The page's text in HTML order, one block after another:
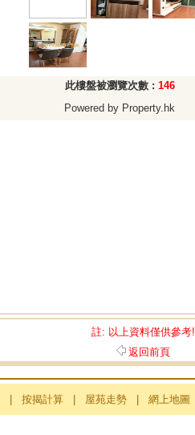
此樓盤被瀏覽次數 : 146
Powered by Property.hk
註: 以上資料僅供參考!
返回前頁
按揭計算 屋苑走勢 網上地圖